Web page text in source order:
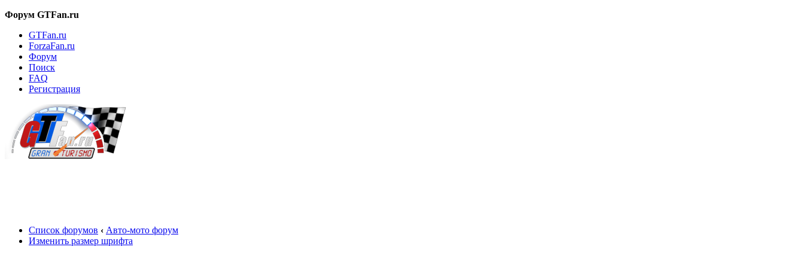
Форум GTFan.ru
GTFan.ru
ForzaFan.ru
Форум
Поиск
FAQ
Регистрация
Список форумов ‹ Авто-мото форум
Изменить размер шрифта